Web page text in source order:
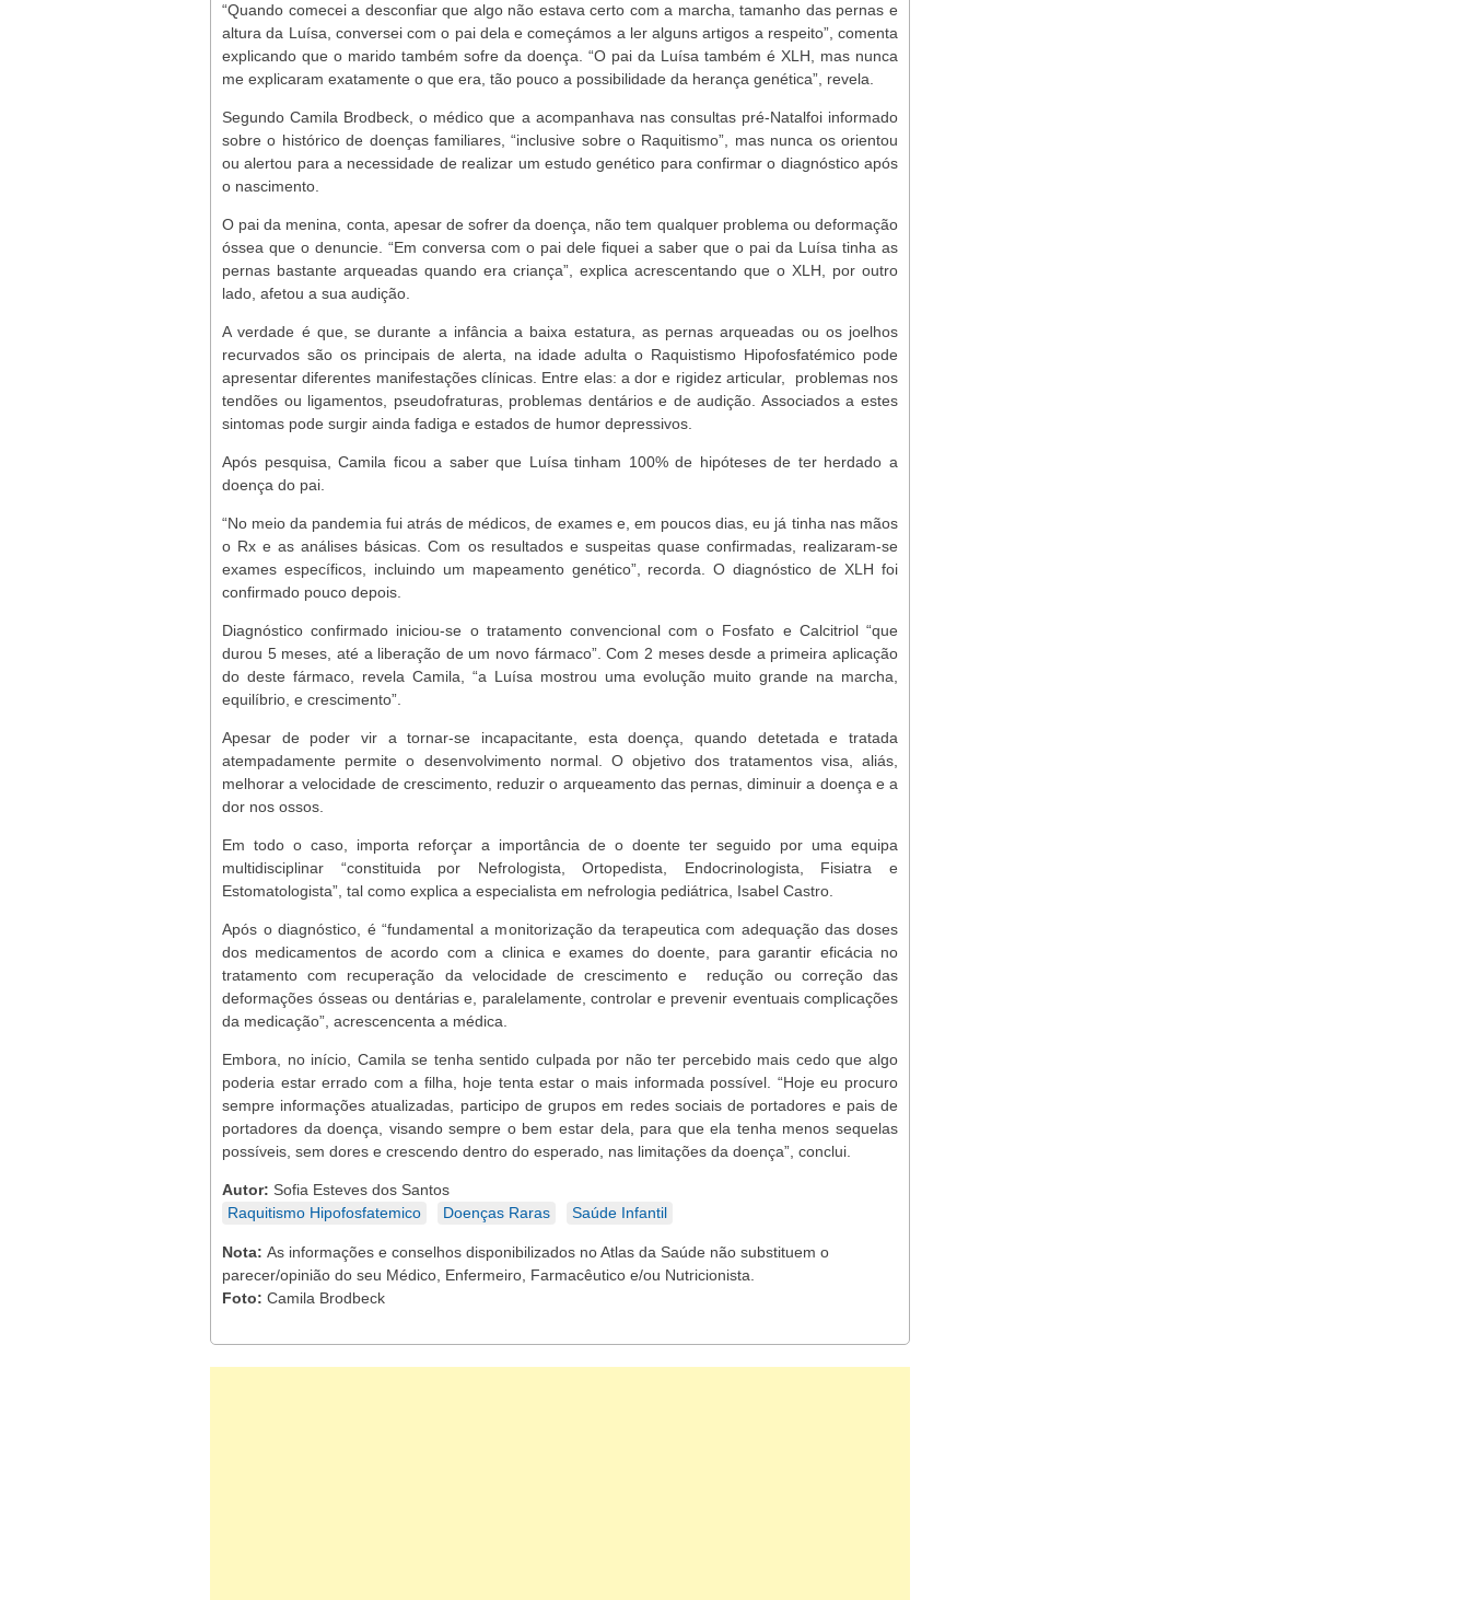
“Quando comecei a desconfiar que algo não estava certo com a marcha, tamanho das pernas e
altura da Luísa, conversei com o pai dela e começámos a ler alguns artigos a respeito”, comenta
explicando que o marido também sofre da doença. “O pai da Luísa também é XLH, mas nunca
me explicaram exatamente o que era, tão pouco a possibilidade da herança genética”, revela.
Segundo Camila Brodbeck, o médico que a acompanhava nas consultas pré-Natalfoi informado
sobre o histórico de doenças familiares, “inclusive sobre o Raquitismo”, mas nunca os orientou
ou alertou para a necessidade de realizar um estudo genético para confirmar o diagnóstico após
o nascimento.
O pai da menina, conta, apesar de sofrer da doença, não tem qualquer problema ou deformação
óssea que o denuncie. “Em conversa com o pai dele fiquei a saber que o pai da Luísa tinha as
pernas bastante arqueadas quando era criança”, explica acrescentando que o XLH, por outro
lado, afetou a sua audição.
A verdade é que, se durante a infância a baixa estatura, as pernas arqueadas ou os joelhos
recurvados são os principais de alerta, na idade adulta o Raquistismo Hipofosfatémico pode
apresentar diferentes manifestações clínicas. Entre elas: a dor e rigidez articular, problemas nos
tendões ou ligamentos, pseudofraturas, problemas dentários e de audição. Associados a estes
sintomas pode surgir ainda fadiga e estados de humor depressivos.
Após pesquisa, Camila ficou a saber que Luísa tinham 100% de hipóteses de ter herdado a
doença do pai.
“No meio da pandemia fui atrás de médicos, de exames e, em poucos dias, eu já tinha nas mãos
o Rx e as análises básicas. Com os resultados e suspeitas quase confirmadas, realizaram-se
exames específicos, incluindo um mapeamento genético”, recorda. O diagnóstico de XLH foi
confirmado pouco depois.
Diagnóstico confirmado iniciou-se o tratamento convencional com o Fosfato e Calcitriol “que
durou 5 meses, até a liberação de um novo fármaco”. Com 2 meses desde a primeira aplicação
do deste fármaco, revela Camila, “a Luísa mostrou uma evolução muito grande na marcha,
equilíbrio, e crescimento”.
Apesar de poder vir a tornar-se incapacitante, esta doença, quando detetada e tratada
atempadamente permite o desenvolvimento normal. O objetivo dos tratamentos visa, aliás,
melhorar a velocidade de crescimento, reduzir o arqueamento das pernas, diminuir a doença e a
dor nos ossos.
Em todo o caso, importa reforçar a importância de o doente ter seguido por uma equipa
multidisciplinar “constituida por Nefrologista, Ortopedista, Endocrinologista, Fisiatra e
Estomatologista”, tal como explica a especialista em nefrologia pediátrica, Isabel Castro.
Após o diagnóstico, é “fundamental a monitorização da terapeutica com adequação das doses
dos medicamentos de acordo com a clinica e exames do doente, para garantir eficácia no
tratamento com recuperação da velocidade de crescimento e redução ou correção das
deformações ósseas ou dentárias e, paralelamente, controlar e prevenir eventuais complicações
da medicação”, acrescencenta a médica.
Embora, no início, Camila se tenha sentido culpada por não ter percebido mais cedo que algo
poderia estar errado com a filha, hoje tenta estar o mais informada possível. “Hoje eu procuro
sempre informações atualizadas, participo de grupos em redes sociais de portadores e pais de
portadores da doença, visando sempre o bem estar dela, para que ela tenha menos sequelas
possíveis, sem dores e crescendo dentro do esperado, nas limitações da doença”, conclui.
Autor: Sofia Esteves dos Santos
Raquitismo Hipofosfatemico
Doenças Raras Saúde Infantil
Nota: As informações e conselhos disponibilizados no Atlas da Saúde não substituem o
parecer/opinião do seu Médico, Enfermeiro, Farmacêutico e/ou Nutricionista.
Foto: Camila Brodbeck